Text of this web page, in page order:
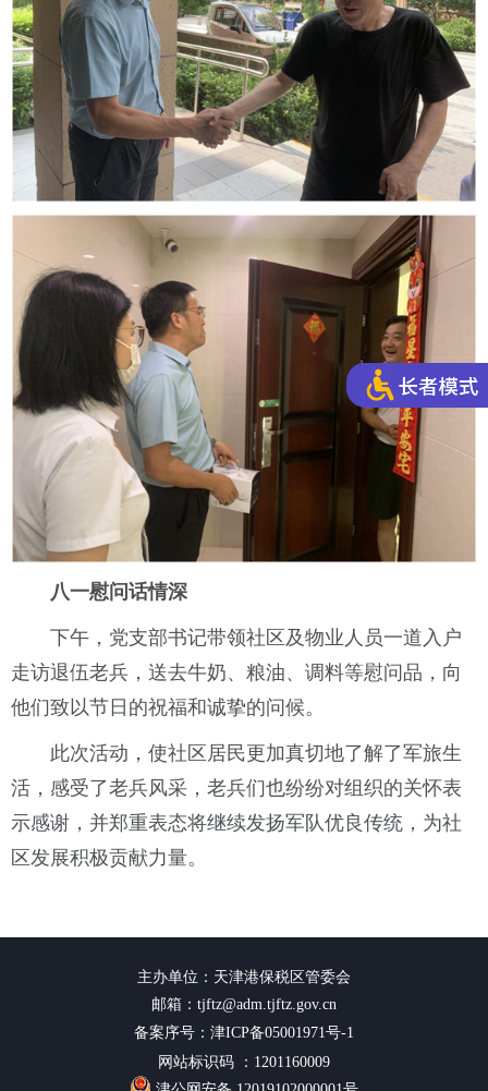
八一慰问话情深
下午，党支部书记带领社区及物业人员一道入户
走访退伍老兵，送去牛奶、粮油、调料等慰问品，向
他们致以节日的祝福和诚挚的问候。
此次活动，使社区居民更加真切地了解了军旅生
活，感受了老兵风采，老兵们也纷纷对组织的关怀表
示感谢，并郑重表态将继续发扬军队优良传统，为社
区发展积极贡献力量。
主办单位：天津港保税区管委会
邮箱：tjftz@adm.tjftz.gov.cn
备案序号：津ICP备05001971号-1
网站标识码 ：1201160009